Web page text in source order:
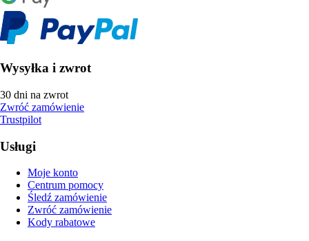
Wysyłka i zwrot
30 dni na zwrot
Zwróć zamówienie
Trustpilot
Usługi
Moje konto
Centrum pomocy
Śledź zamówienie
Zwróć zamówienie
Kody rabatowe